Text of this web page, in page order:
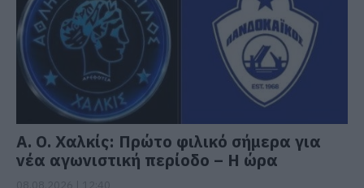
Α. Ο. Χαλκίς: Πρώτο φιλικό σήμερα για
νέα αγωνιστική περίοδο – Η ώρα